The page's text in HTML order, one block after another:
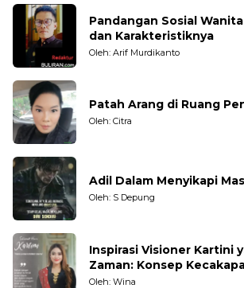
Pandangan Sosial
dan Karakteristiknya
Oleh: Arif Murdikanto
Patah Arang di Ruang
Oleh: Citra
Adil Dalam Menyikapi
Oleh: S Depung
Inspirasi Visioner Kartini
Zaman: Konsep Kecakapan Hidup bagi
Generasi Muda
Oleh: Wina